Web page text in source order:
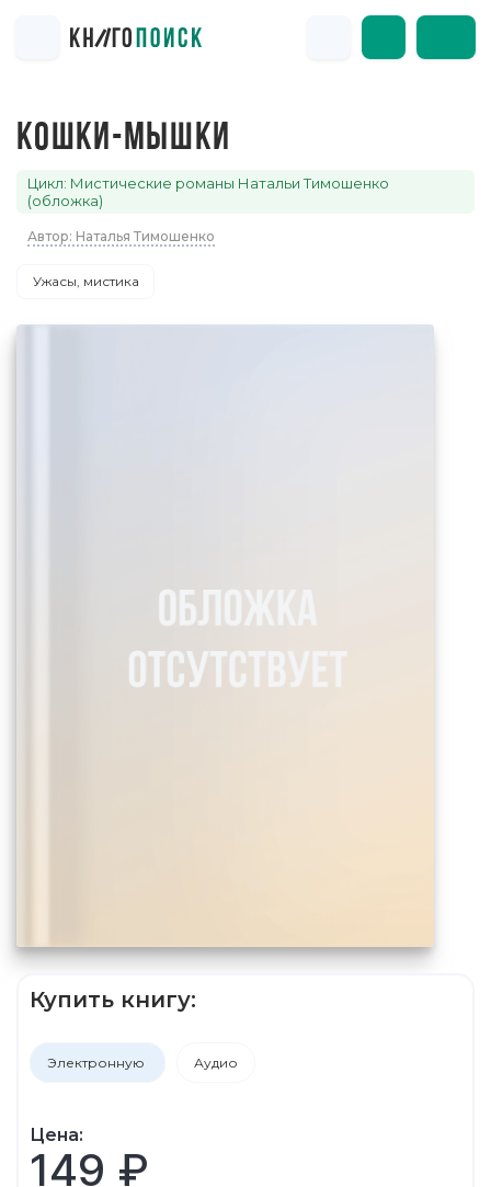
КОШКИ-МЫШКИ
Цикл: Мистические романы Натальи Тимошенко
(обложка)
Автор: Наталья Тимошенко
Ужасы, мистика
Купить книгу:
Электронную Аудио
Цена:
149 ₽